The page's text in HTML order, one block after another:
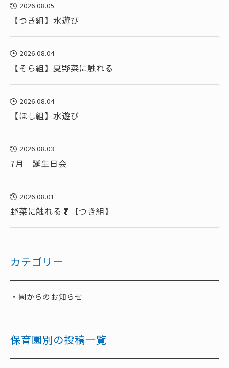
2026.08.05
【つき組】水遊び
2026.08.04
【そら組】夏野菜に触れる
2026.08.04
【ほし組】水遊び
2026.08.03
7月 誕生日会
2026.08.01
野菜に触れる🥬【つき組】
カテゴリー
園からのお知らせ
保育園別の投稿一覧